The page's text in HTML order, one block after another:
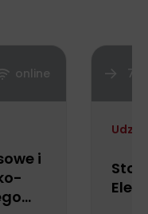
online
i
7 -